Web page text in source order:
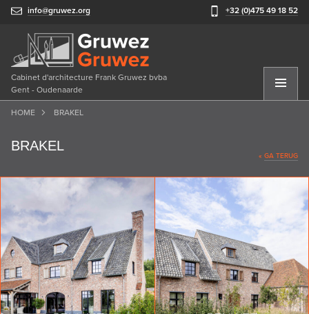
info@gruwez.org +32 (0)475 49 18 52
Cabinet d'architecture Frank Gruwez bvba
Gent - Oudenaarde
HOME BRAKEL
BRAKEL
« GA TERUG